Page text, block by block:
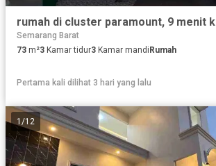
rumah di cluster paramount, 9 menit
Semarang Barat
73 m²3 Kamar tidur3 Kamar mandi Rumah
Pertama kali dilihat 3 hari yang lalu
1 /12